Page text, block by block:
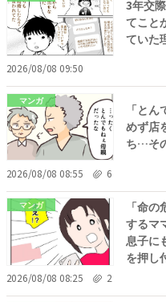
3年交
てこと
ていた
2026/08/08 09:50
マンガ
「と
めず店
ち…そ
2026/08/08 08:55 6
マンガ
「命
するマ
息子に
を押し
2026/08/08 08:25 2